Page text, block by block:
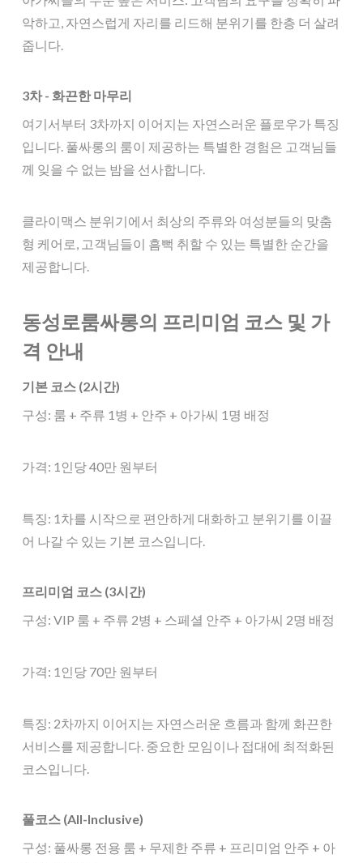
악하고, 자연스럽게 자리를 리드해 분위기를 한층 더 살려
줍니다.
3차 - 화끈한 마무리
여기서부터 3차까지 이어지는 자연스러운 플로우가 특징
입니다. 풀싸롱의 룸이 제공하는 특별한 경험은 고객님들
께 잊을 수 없는 밤을 선사합니다.
클라이맥스 분위기에서 최상의 주류와 여성분들의 맞춤
형 케어로, 고객님들이 흠뻑 취할 수 있는 특별한 순간을
제공합니다.
동성로룸싸롱의 프리미엄 코스 및 가
격 안내
기본 코스 (2시간)
구성: 룸 + 주류 1병 + 안주 + 아가씨 1명 배정
가격: 1인당 40만 원부터
특징: 1차를 시작으로 편안하게 대화하고 분위기를 이끌
어 나갈 수 있는 기본 코스입니다.
프리미엄 코스 (3시간)
구성: VIP 룸 + 주류 2병 + 스페셜 안주 + 아가씨 2명 배정
가격: 1인당 70만 원부터
특징: 2차까지 이어지는 자연스러운 흐름과 함께 화끈한
서비스를 제공합니다. 중요한 모임이나 접대에 최적화된
코스입니다.
풀코스 (All-Inclusive)
구성: 풀싸롱 전용 룸 + 무제한 주류 + 프리미엄 안주 + 아